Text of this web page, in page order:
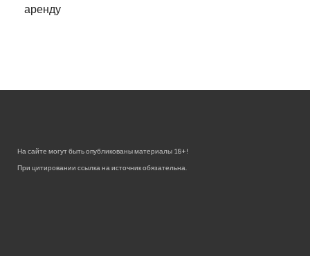
аренду
На сайте могут быть опубликованы материалы 18+!
При цитировании ссылка на источник обязательна.